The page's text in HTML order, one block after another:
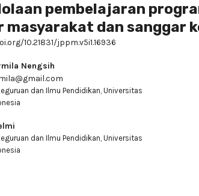
pembelajaran
masyarakat dan sanggar
10.21831/jppm.v5i1.16936
Nengsih
dan Ilmu Pendidikan, Universitas
dan Ilmu Pendidikan, Universitas